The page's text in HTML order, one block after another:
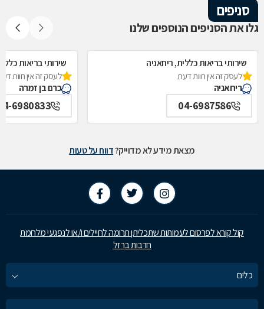
סניפים
גלו את הסניפים הנוספים שלנו
שירותי בריאות כללית, ריחאניה
לעסק זה אין חוות דעת
ריחאניה
04-6987586
שירותי בריאות
לעסק זה אין חוות
כרם בן זמרה
6980833
מצאת מידע לא מדוייק?דווח על טעות
קול קורא לפרסום לעמותות שתכליתן תרומה לחיילים ו/או לנפגעי מלחמת
חרבות ברזל
כלים